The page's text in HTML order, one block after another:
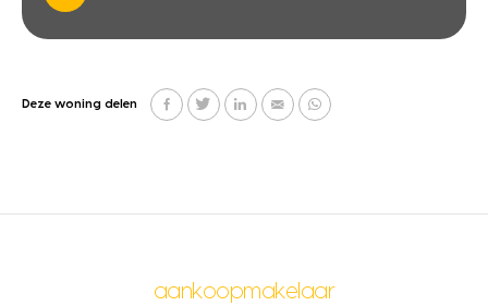
Deze woning delen
aankoopmakelaar